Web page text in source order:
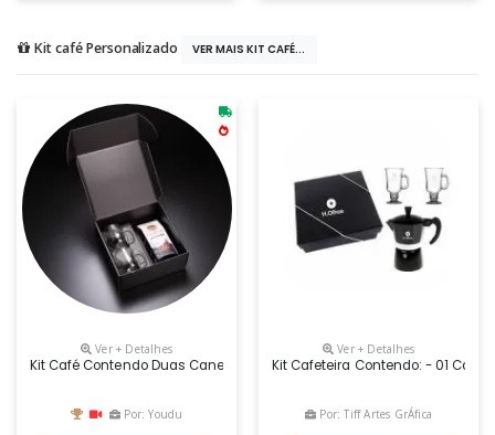
Kit café Personalizado VER MAIS KIT CAFÉ...
Ver + Detalhes
Kit Café Contendo Duas Canecas De Vidro Parede Dupla 250ml.
Por: Youdu
Ver + Detalhes
Kit Cafeteira Contendo: - 01
Por: Tiff Artes GrÁfica